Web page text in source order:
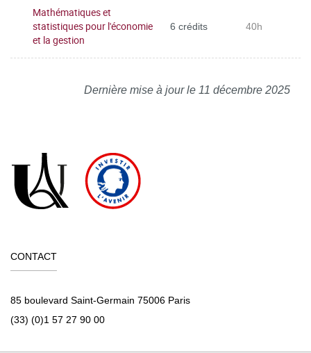
Mathématiques et
statistiques pour l'économie
et la gestion
6 crédits 40h
Dernière mise à jour le 11 décembre 2025
CONTACT
85 boulevard Saint-Germain 75006 Paris
(33) (0)1 57 27 90 00